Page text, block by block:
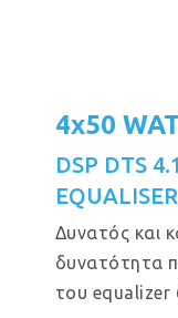
4x50
DSP DTS
Δυνατός και
δυνατότητα
του equalizer